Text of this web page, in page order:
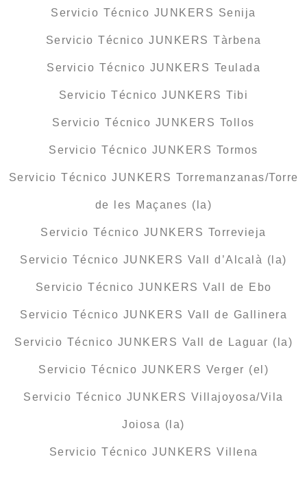
Servicio Técnico JUNKERS Senija
Servicio Técnico JUNKERS Tàrbena
Servicio Técnico JUNKERS Teulada
Servicio Técnico JUNKERS Tibi
Servicio Técnico JUNKERS Tollos
Servicio Técnico JUNKERS Tormos
Servicio Técnico JUNKERS Torremanzanas/Torre
de les Maçanes (la)
Servicio Técnico JUNKERS Torrevieja
Servicio Técnico JUNKERS Vall d’Alcalà (la)
Servicio Técnico JUNKERS Vall de Ebo
Servicio Técnico JUNKERS Vall de Gallinera
Servicio Técnico JUNKERS Vall de Laguar (la)
Servicio Técnico JUNKERS Verger (el)
Servicio Técnico JUNKERS Villajoyosa/Vila
Joiosa (la)
Servicio Técnico JUNKERS Villena